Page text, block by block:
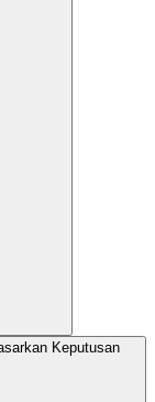
Keputusan